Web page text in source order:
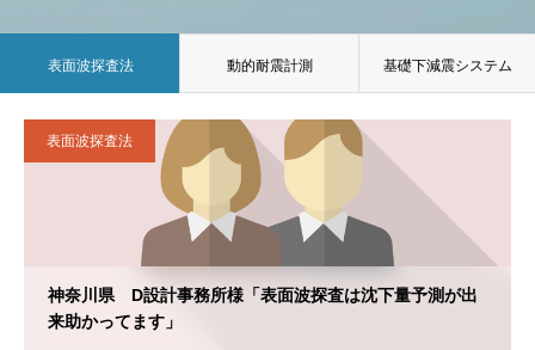
表面波探査法 動的耐震計測 基礎下減震システム
表面波探査法
神奈川県 D設計事務所様「表面波探査は沈下量予測が出
来助かってます」